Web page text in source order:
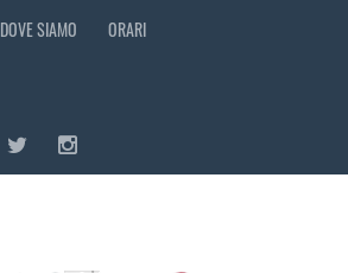
DOVE SIAMO ORARI